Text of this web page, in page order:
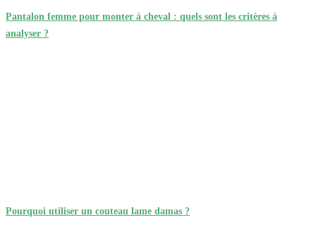
Pantalon femme pour monter à cheval : quels sont les critères à
analyser ?
Pourquoi utiliser un couteau lame damas ?